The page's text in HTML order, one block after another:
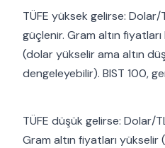
TÜFE yüksek gelirse:
güçlenir. Gram altın fiyatları
(dolar yükselir ama altın
dengeleyebilir). BIST 100,
TÜFE düşük gelirse: Dolar/
Gram altın fiyatları